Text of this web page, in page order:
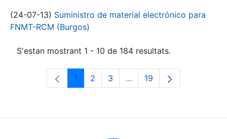
(24-07-13) Suministro de material electrónico para
FNMT-RCM (Burgos)
S'estan mostrant 1 - 10 de 184 resultats.
Pàgina
1 Pàgina
2 Pàgina
3 ...Pàgines intermèdies
Pàgina
19